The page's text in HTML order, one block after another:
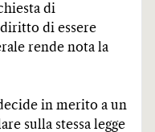
di
di essere
rende nota la
in merito a un
sulla stessa legge